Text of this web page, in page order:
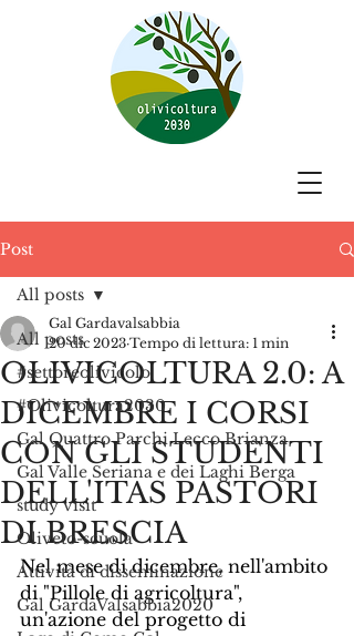
Post
All posts
#settoreolivicolo
#Olivicoltura2030
Gal Quattro Parchi Lecco Brianza
Gal Valle Seriana e dei Laghi Berga
study visit
Oliveto-scuola
Attività di disseminazione
Gal GardaValsabbia2020
All posts
OLIVICOLTURA 2.0: A
DICEMBRE I CORSI
CON GLI STUDENTI
DELL'ITAS PASTORI
DI BRESCIA
Gal Gardavalsabbia
20 dic 2023 Tempo di lettura: 1 min
Nel mese di dicembre, nell'ambito
di "Pillole di agricoltura",
un'azione del progetto di